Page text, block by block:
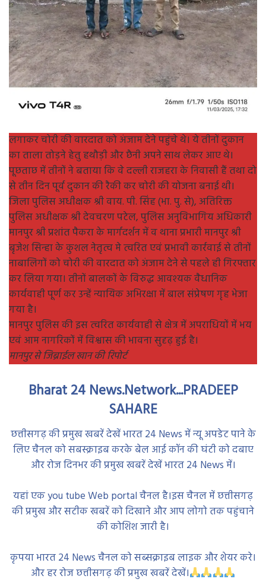
लगाकर चोरी की वारदात को अंजाम देने पहुंचे थे। ये तीनों दुकान
का ताला तोड़ने हेतु हथौड़ी और छैनी अपने साथ लेकर आए थे।
पूछताछ में तीनों ने बताया कि वे दल्ली राजहरा के निवासी हैं तथा दो
से तीन दिन पूर्व दुकान की रैकी कर चोरी की योजना बनाई थी।
जिला पुलिस अधीक्षक श्री वाय. पी. सिंह (भा. पु. से), अतिरिक्त
पुलिस अधीक्षक श्री देवचरण पटेल, पुलिस अनुविभागिय अधिकारी
मानपुर श्री प्रशांत पैकरा के मार्गदर्शन में व थाना प्रभारी मानपुर श्री
बृजेश सिन्हा के कुशल नेतृत्व मे त्वरित एवं प्रभावी कार्रवाई से तीनों
नाबालिगों को चोरी की वारदात को अंजाम देने से पहले ही गिरफ्तार
कर लिया गया। तीनों बालकों के विरुद्ध आवश्यक वैधानिक
कार्यवाही पूर्ण कर उन्हें न्यायिक अभिरक्षा में बाल संप्रेषण गृह भेजा
गया है।
मानपुर पुलिस की इस त्वरित कार्यवाही से क्षेत्र में अपराधियों में भय
एवं आम नागरिकों में विश्वास की भावना सुदृढ़ हुई है।
मानपुर से जिब्राईल खान की रिपोर्ट
Bharat 24 News.Network...PRADEEP
SAHARE
छत्तीसगढ़ की प्रमुख खबरें देखें भारत 24 News में न्यू अपडेट पाने के
लिए चैनल को सबस्क्राइब करके बेल आई कॉन की घंटी को दबाए
और रोज दिनभर की प्रमुख खबरें देखें भारत 24 News में।
यहां एक you tube Web portal चैनल है।इस चैनल में छत्तीसगढ़
की प्रमुख और सटीक खबरें को दिखाने और आप लोगो तक पहुंचाने
की कोशिश जारी है।
कृपया भारत 24 News चैनल को सब्सक्राइब लाइक और शेयर करे।
और हर रोज छत्तीसगढ़ की प्रमुख खबरें देखें।